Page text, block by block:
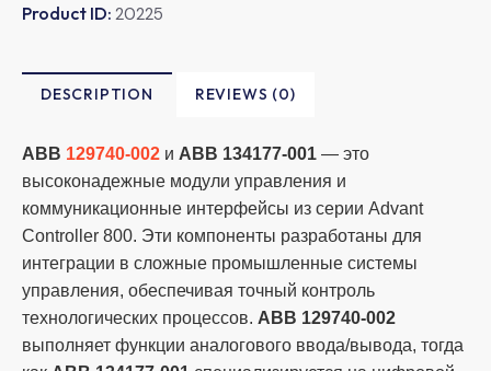
Product ID: 20225
DESCRIPTION REVIEWS (0)
ABB 129740-002 и ABB 134177-001 — это
высоконадежные модули управления и
коммуникационные интерфейсы из серии Advant
Controller 800. Эти компоненты разработаны для
интеграции в сложные промышленные системы
управления, обеспечивая точный контроль
технологических процессов. ABB 129740-002
выполняет функции аналогового ввода/вывода, тогда